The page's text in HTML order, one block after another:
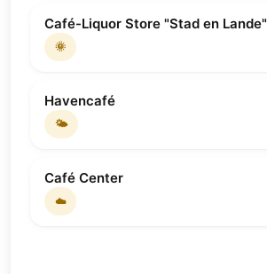
Café-Liquor Store "Stad en Lande"
🌞
Havencafé
🌤
Café Center
☁️